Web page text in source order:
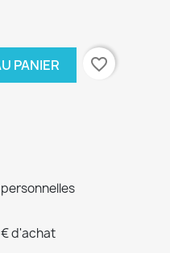
PANIER favorite_border
d'achat